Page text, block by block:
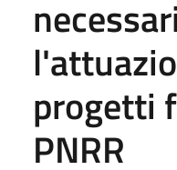
progetti
PNRR